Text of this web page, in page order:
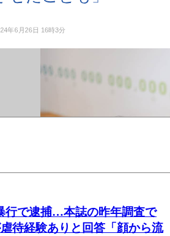
行で逮捕…本誌の昨年調査で
待経験ありと回答「顔から流